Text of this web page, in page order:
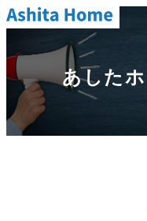
あした